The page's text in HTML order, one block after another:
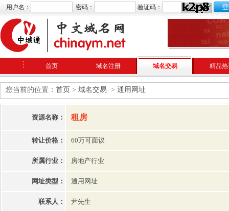
用户名： 密码： 验证码：
首页 域名注册 域名交易 精品
您当前的位置： 首页 > 域名交易 > 通用网址
资源名称： 租房
转让价格： 60万可面议
所属行业： 房地产行业
网址类型： 通用网址
联系人： 尹先生